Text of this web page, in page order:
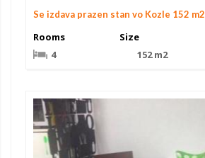
Se izdava prazen stan vo Kozle 152 m2
Rooms
4
Size
152 m2